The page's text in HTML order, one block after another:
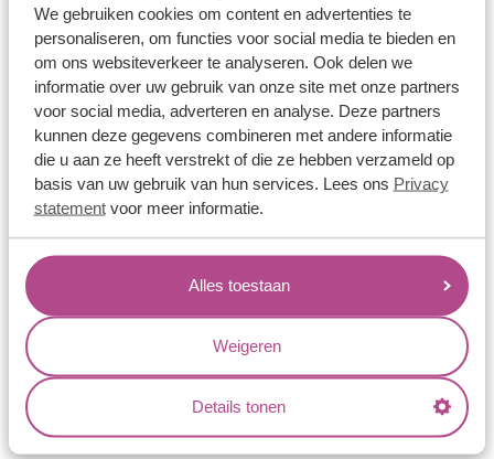
We gebruiken cookies om content en advertenties te
personaliseren, om functies voor social media te bieden en
om ons websiteverkeer te analyseren. Ook delen we
informatie over uw gebruik van onze site met onze partners
voor social media, adverteren en analyse. Deze partners
kunnen deze gegevens combineren met andere informatie
die u aan ze heeft verstrekt of die ze hebben verzameld op
basis van uw gebruik van hun services. Lees ons Privacy
statementvoor meer informatie.
Alles toestaan
Weigeren
Details tonen
Verlovingsringen
Vriendschapsringen
Over ons
Aller Spanninga
Historie
Certificaten
Jouw voordelen
Conflictvrije Materialen
Oneindig veel mogelijkheden
Kwaliteit
Juweliers & Contact